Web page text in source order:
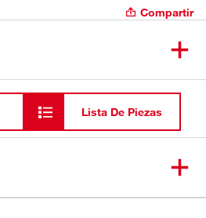
Compartir
Lista De Piezas